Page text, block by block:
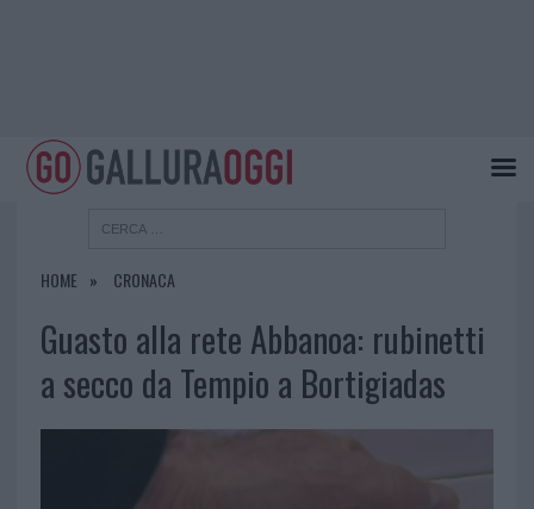
HOME CRONACA
Guasto alla rete Abbanoa: rubinetti
a secco da Tempio a Bortigiadas